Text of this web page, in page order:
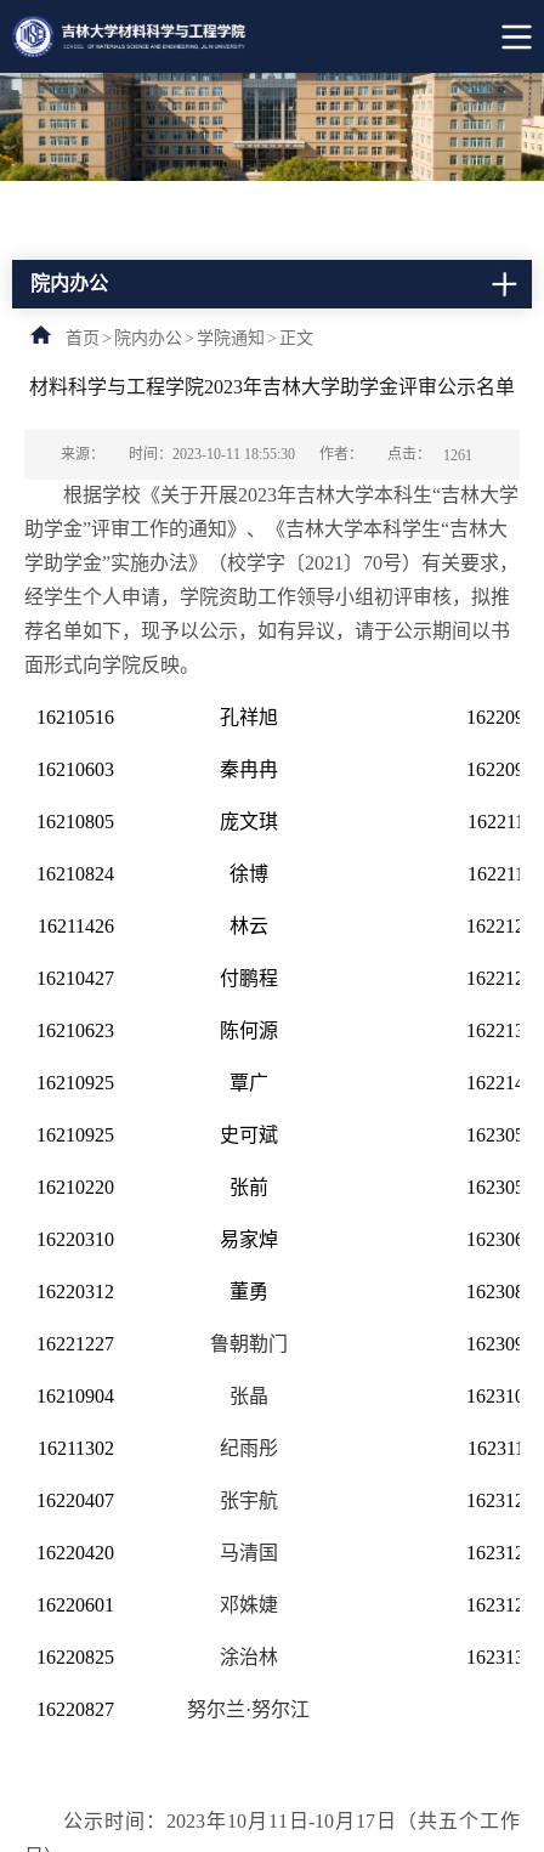
院内办公
首页 > 院内办公> 学院通知 > 正文
材料科学与工程学院2023年吉林大学助学金评审公示名单
来源： 时间：2023-10-11 18:55:30 作者： 点击： 1261
根据学校《关于开展2023年吉林大学本科生“吉林大学
助学金”评审工作的通知》、《吉林大学本科学生“吉林大
学助学金”实施办法》（校学字〔2021 〕 70号）有关要求，
经学生个人申请，学院资助工作领导小组初评审核，拟推
荐名单如下，现予以公示，如有异议，请于公示期间以书
面形式向学院反映。
16210516 孔祥旭 16220907
16210603 秦冉冉 16220925
16210805 庞文琪 16221120
16210824 徐博 16221127
16211426 林云 16221205
16210427 付鹏程 16221206
16210623 陈何源 16221323
16210925 覃广 16221403
16210925 史可斌 16230506
16210220 张前 16230519
16220310 易家焯 16230621
16220312 董勇 16230806
16221227 鲁朝勒门 16230903
16210904 张晶 16231004
16211302 纪雨彤 16231105
16220407 张宇航 16231205
16220420 马清国 16231206
16220601 邓姝婕 16231226
16220825 涂治林 16231310
16220827 努尔兰·努尔江
公示时间： 2023年10月1 1 日-10月 17 日（共五个工作